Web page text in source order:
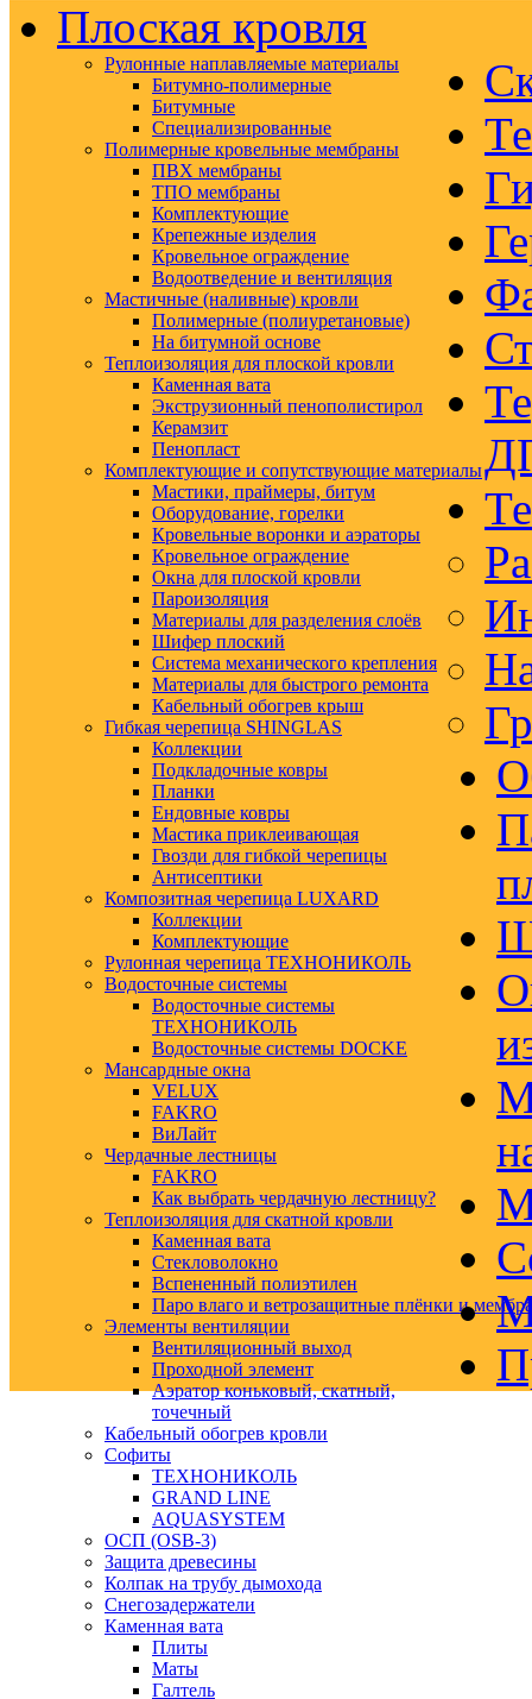
Плоская кровля
Рулонные наплавляемые материалы
Битумно-полимерные
Битумные
Специализированные
Полимерные кровельные мембраны
ПВХ мембраны
ТПО мембраны
Комплектующие
Крепежные изделия
Кровельное ограждение
Водоотведение и вентиляция
Мастичные (наливные) кровли
Полимерные (полиуретановые)
На битумной основе
Теплоизоляция для плоской кровли
Каменная вата
Экструзионный пенополистирол
Керамзит
Пенопласт
Комплектующие и сопутствующие материалы
Мастики, праймеры, битум
Оборудование, горелки
Кровельные воронки и аэраторы
Кровельное ограждение
Окна для плоской кровли
Пароизоляция
Материалы для разделения слоёв
Шифер плоский
Система механического крепления
Материалы для быстрого ремонта
Кабельный обогрев крыш
Гибкая черепица SHINGLAS
Коллекции
Подкладочные ковры
Планки
Ендовные ковры
Мастика приклеивающая
Гвозди для гибкой черепицы
Антисептики
Композитная черепица LUXARD
Коллекции
Комплектующие
Рулонная черепица ТЕХНОНИКОЛЬ
Водосточные системы
Водосточные системы
ТЕХНОНИКОЛЬ
Водосточные системы DOCKE
Мансардные окна
VELUX
FAKRO
ВиЛайт
Чердачные лестницы
FAKRO
Как выбрать чердачную лестницу?
Теплоизоляция для скатной кровли
Каменная вата
Стекловолокно
Вспененный полиэтилен
Паро влаго и ветрозащитные плёнки и
Элементы вентиляции
Вентиляционный выход
Проходной элемент
Аэратор коньковый, скатный,
точечный
Кабельный обогрев кровли
Софиты
ТЕХНОНИКОЛЬ
GRAND LINE
AQUASYSTEM
ОСП (OSB-3)
Защита древесины
Колпак на трубу дымохода
Снегозадержатели
Каменная вата
Плиты
Маты
Галтель